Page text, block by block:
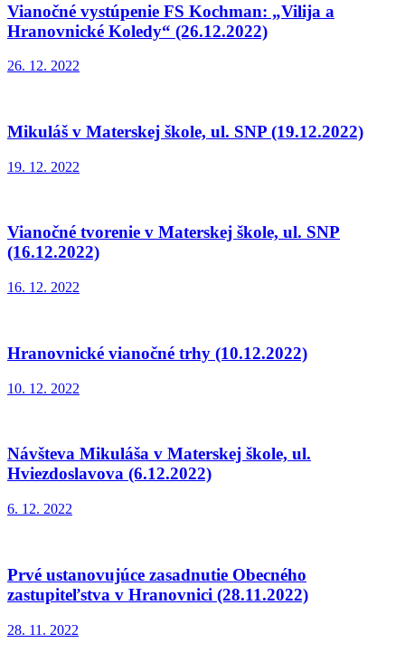
Vianočné vystúpenie FS Kochman: „Vilija a
Hranovnické Koledy“ (26.12.2022)
26. 12. 2022
Mikuláš v Materskej škole, ul. SNP (19.12.2022)
19. 12. 2022
Vianočné tvorenie v Materskej škole, ul. SNP
(16.12.2022)
16. 12. 2022
Hranovnické vianočné trhy (10.12.2022)
10. 12. 2022
Návšteva Mikuláša v Materskej škole, ul.
Hviezdoslavova (6.12.2022)
6. 12. 2022
Prvé ustanovujúce zasadnutie Obecného
zastupiteľstva v Hranovnici (28.11.2022)
28. 11. 2022